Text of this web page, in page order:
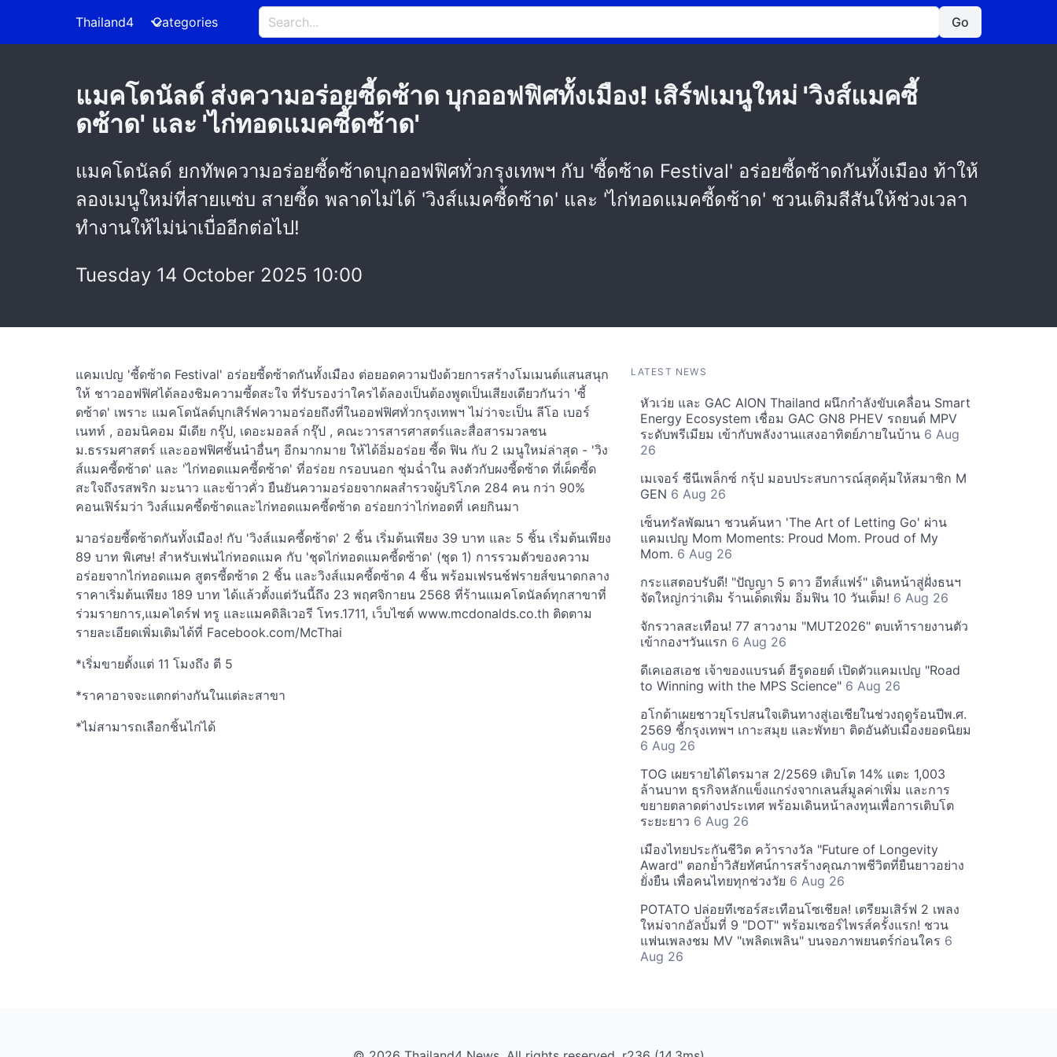
Thailand4 Categories Go
แมคโดนัลด์ ส่งความอร่อยซี้ดซ้าด บุกออฟฟิศทั้งเมือง! เสิร์ฟเมนูใหม่ 'วิงส์แมคซี้
ดซ้าด' และ 'ไก่ทอดแมคซี้ดซ้าด'
แมคโดนัลด์ ยกทัพความอร่อยซี้ดซ้าดบุกออฟฟิศทั่วกรุงเทพฯ กับ 'ซี้ดซ้าด Festival' อร่อยซี้ดซ้าดกันทั้งเมือง ท้าให้
ลองเมนูใหม่ที่สายแซ่บ สายซี้ด พลาดไม่ได้ 'วิงส์แมคซี้ดซ้าด' และ 'ไก่ทอดแมคซี้ดซ้าด' ชวนเติมสีสันให้ช่วงเวลา
ทำงานให้ไม่น่าเบื่ออีกต่อไป!
Tuesday 14 October 2025 10:00
แคมเปญ 'ซี้ดซ้าด Festival' อร่อยซี้ดซ้าดกันทั้งเมือง ต่อยอดความปังด้วยการสร้างโมเมนต์แสนสนุก
ให้ ชาวออฟฟิศได้ลองชิมความซี้ดสะใจ ที่รับรองว่าใครได้ลองเป็นต้องพูดเป็นเสียงเดียวกันว่า 'ซี้
ดซ้าด' เพราะ แมคโดนัลด์บุกเสิร์ฟความอร่อยถึงที่ในออฟฟิศทั่วกรุงเทพฯ ไม่ว่าจะเป็น ลีโอ เบอร์
เนทท์ , ออมนิคอม มีเดีย กรุ๊ป, เดอะมอลล์ กรุ๊ป , คณะวารสารศาสตร์และสื่อสารมวลชน
ม.ธรรมศาสตร์ และออฟฟิศชั้นนำอื่นๆ อีกมากมาย ให้ได้อิ่มอร่อย ซี้ด ฟิน กับ 2 เมนูใหม่ล่าสุด - 'วิง
ส์แมคซี้ดซ้าด' และ 'ไก่ทอดแมคซี้ดซ้าด' ที่อร่อย กรอบนอก ชุ่มฉ่ำใน ลงตัวกับผงซี้ดซ้าด ที่เผ็ดซี้ด
สะใจถึงรสพริก มะนาว และข้าวคั่ว ยืนยันความอร่อยจากผลสำรวจผู้บริโภค 284 คน กว่า 90%
คอนเฟิร์มว่า วิงส์แมคซี้ดซ้าดและไก่ทอดแมคซี้ดซ้าด อร่อยกว่าไก่ทอดที่ เคยกินมา
มาอร่อยซี้ดซ้าดกันทั้งเมือง! กับ 'วิงส์แมคซี้ดซ้าด' 2 ชิ้น เริ่มต้นเพียง 39 บาท และ 5 ชิ้น เริ่มต้นเพียง
89 บาท พิเศษ! สำหรับเฟนไก่ทอดแมค กับ 'ชุดไก่ทอดแมคซี้ดซ้าด' (ชุด 1) การรวมตัวของความ
อร่อยจากไก่ทอดแมค สูตรซี้ดซ้าด 2 ชิ้น และวิงส์แมคซี้ดซ้าด 4 ชิ้น พร้อมเฟรนช์ฟรายส์ขนาดกลาง
ราคาเริ่มต้นเพียง 189 บาท ได้แล้วตั้งแต่วันนี้ถึง 23 พฤศจิกายน 2568 ที่ร้านแมคโดนัลด์ทุกสาขาที่
ร่วมรายการ,แมคไดร์ฟ ทรู และแมคดิลิเวอรี โทร.1711, เว็บไซต์ www.mcdonalds.co.th ติดตาม
รายละเอียดเพิ่มเติมได้ที่ Facebook.com/McThai
*เริ่มขายตั้งแต่ 11 โมงถึง ตี 5
*ราคาอาจจะแตกต่างกันในแต่ละสาขา
*ไม่สามารถเลือกชิ้นไก่ได้
LATEST NEWS
หัวเว่ย และ GAC AION Thailand ผนึกกำลังขับเคลื่อน Smart
Energy Ecosystem เชื่อม GAC GN8 PHEV รถยนต์ MPV
ระดับพรีเมียม เข้ากับพลังงานแสงอาทิตย์ภายในบ้าน 6 Aug
26
เมเจอร์ ซีนีเพล็กซ์ กรุ้ป มอบประสบการณ์สุดคุ้มให้สมาชิก M
GEN 6 Aug 26
เซ็นทรัลพัฒนา ชวนค้นหา 'The Art of Letting Go' ผ่าน
แคมเปญ Mom Moments: Proud Mom. Proud of My
Mom. 6 Aug 26
กระแสตอบรับดี! "ปัญญา 5 ดาว อีทส์แฟร์" เดินหน้าสู่ฝั่งธนฯ
จัดใหญ่กว่าเดิม ร้านเด็ดเพิ่ม อิ่มฟิน 10 วันเต็ม! 6 Aug 26
จักรวาลสะเทือน! 77 สาวงาม "MUT2026" ตบเท้ารายงานตัว
เข้ากองฯวันแรก 6 Aug 26
ดีเคเอสเอช เจ้าของแบรนด์ ฮีรูดอยด์ เปิดตัวแคมเปญ "Road
to Winning with the MPS Science" 6 Aug 26
อโกด้าเผยชาวยุโรปสนใจเดินทางสู่เอเชียในช่วงฤดูร้อนปีพ.ศ.
2569 ชี้กรุงเทพฯ เกาะสมุย และพัทยา ติดอันดับเมืองยอดนิยม
6 Aug 26
TOG เผยรายได้ไตรมาส 2/2569 เติบโต 14% แตะ 1,003
ล้านบาท ธุรกิจหลักแข็งแกร่งจากเลนส์มูลค่าเพิ่ม และการ
ขยายตลาดต่างประเทศ พร้อมเดินหน้าลงทุนเพื่อการเติบโต
ระยะยาว 6 Aug 26
เมืองไทยประกันชีวิต คว้ารางวัล "Future of Longevity
Award" ตอกย้ำวิสัยทัศน์การสร้างคุณภาพชีวิตที่ยืนยาวอย่าง
ยั่งยืน เพื่อคนไทยทุกช่วงวัย 6 Aug 26
POTATO ปล่อยทีเซอร์สะเทือนโซเชียล! เตรียมเสิร์ฟ 2 เพลง
ใหม่จากอัลบั้มที่ 9 "DOT" พร้อมเซอร์ไพรส์ครั้งแรก! ชวน
แฟนเพลงชม MV "เพลิดเพลิน" บนจอภาพยนตร์ก่อนใคร 6
Aug 26